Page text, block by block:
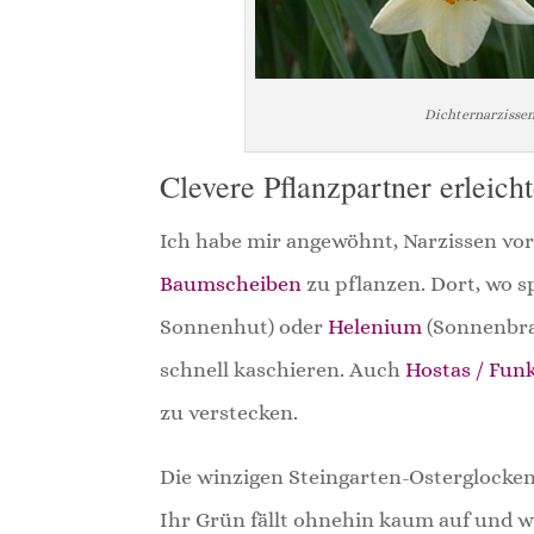
Clevere Pflanzpartner
Ich habe mir angewöhnt, Narzissen
Baumscheiben zu pflanzen. Dort, wo
Sonnenhut) oderHelenium
schnell kaschieren. AuchHostas /
zu verstecken.
Die winzigen Steingarten-
Ihr Grün fällt ohnehin kaum auf und